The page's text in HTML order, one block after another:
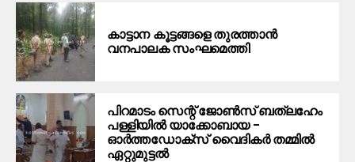
കാട്ടാന കൂട്ടങ്ങളെ തുരത്താന്‍
വനപാലക സംഘമെത്തി
പിറമാടം സെന്റ് ജോണ്‍സ് ബത്ലഹേം
പള്ളിയില്‍ യാക്കോബായ –
ഓര്‍ത്തഡോക്‌സ് വൈദികര്‍ തമ്മില്‍
ഏറ്റുമുട്ടല്‍